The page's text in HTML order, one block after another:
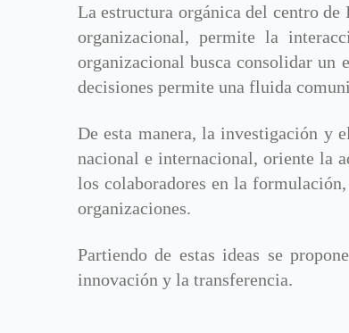
La estructura orgánica del centro
organizacional, permite la
organizacional busca consolidar
decisiones permite una fluida
De esta manera, la investigación y
nacional e internacional, oriente la
los colaboradores en la
organizaciones.
Partiendo de estas ideas se
innovación y la transferencia.